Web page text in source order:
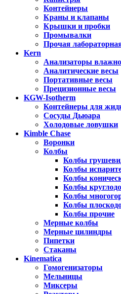
Контейнеры
Краны и клапаны
Крышки и пробки
Промывалки
Прочая
Kern
Анализаторы
Аналитические весы
Портативные весы
Прецизионные весы
KGW-Isotherm
Контейнеры для
Сосуды Дьюара
Холодовые ловушки
Kimble Chase
Воронки
Колбы
Колбы
Колбы
Колбы
Колбы
Колбы
Колбы
Колбы прочие
Мерные колбы
Мерные цилиндры
Пипетки
Стаканы
Kinematica
Гомогенизаторы
Мельницы
Миксеры